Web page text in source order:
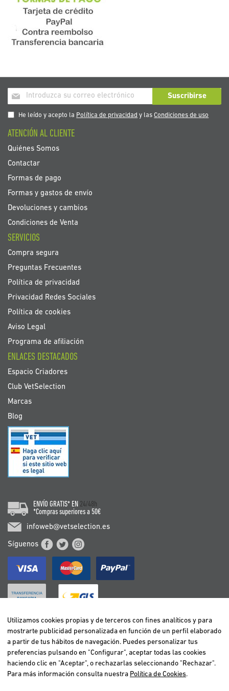
Inscríbase
a
nuestro
de
noticias:
Suscribirse
He leído y acepto la Política de privacidad y lasCondiciones de uso
ATENCIÓN AL CLIENTE
Quiénes Somos
Contactar
Formas de pago
Formas y gastos de envío
Devoluciones y cambios
Condiciones de Venta
SERVICIOS
Compra segura
Preguntas Frecuentes
Política de privacidad
Privacidad Redes Sociales
Política de cookies
Aviso Legal
Programa de afiliación
ENLACES DESTACADOS
Espacio Criadores
Club VetSelection
Marcas
Blog
ENVÍO GRATIS* EN 24/48h
*Compras superiores a 50€
infoweb@vetselection.es
Síguenos
BELGIË / BELGIQUE
DEUTSCHLAND
ESPAÑA
FRANCE
Utilizamos cookies propias y de terceros con fines analíticos y para
mostrarte publicidad personalizada en función de un perfil elaborado
a partir de tus hábitos de navegación. Puedes personalizar tus
preferencias pulsando en "Configurar", aceptar todas las cookies
haciendo clic en "Aceptar", o rechazarlas seleccionando "Rechazar".
Para más información consulta nuestra Política de Cookies.